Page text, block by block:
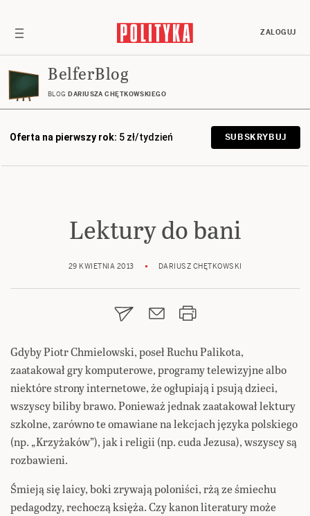
ZALOGUJ
BelferBlog
BLOG DARIUSZA CHĘTKOWSKIEGO
Oferta na pierwszy rok: 5 zł/tydzień SUBSKRYBUJ
Lektury do bani
29 KWIETNIA 2013 DARIUSZ CHĘTKOWSKI
Gdyby Piotr Chmielowski, poseł Ruchu Palikota,
zaatakował gry komputerowe, programy telewizyjne albo
niektóre strony internetowe, że ogłupiają i psują dzieci,
wszyscy biliby brawo. Ponieważ jednak zaatakował lektury
szkolne, zarówno te omawiane na lekcjach języka polskiego
(np. „Krzyżaków”), jak i religii (np. cuda Jezusa), wszyscy są
rozbawieni.
Śmieją się laicy, boki zrywają poloniści, rżą ze śmiechu
pedagodzy, rechoczą księża. Czy kanon literatury może